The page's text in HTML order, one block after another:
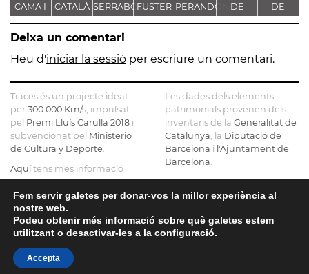
CAMA I
ESCURRA
CATALÀ SERRABOUFUSTER PERANDONES
- CASA
FARJAS
DE
L'ANTIGA
C.E.L.O.
DE
NOSTRA
DE LA
Deixa un comentari
Heu d'iniciar la sessió per escriure un comentari.
Traces és un projecte ideat
per 300.000 Km/s , impulsat
pel Premi Lluís Carulla 2018 i
subvencionat pel Ministerio
de Cultura y Deporte
Aquítens més informació
sobre el projecte
Si ens vols contactar pots fer-
ho a info@tracesmap.org
Les dades dels elements
patrimonials provenen dels
inventaris de la Generalitat de
Catalunya , la Diputació de
Barcelona i l'Ajuntament de
Barcelona
El mapa base ha estat
realitzat amb dades de la
, l'Institut Cartogràfic i
Geològic de Catalunya
Fem servir galetes per donar-vos la millor experiència al
nostre web.
Podeu obtenir més informació sobre què galetes estem
utilitzant o desactivar-les a la configuració.
Accepta